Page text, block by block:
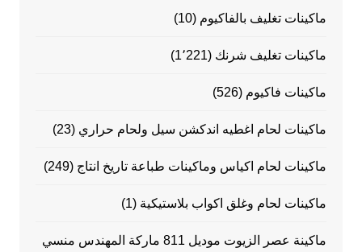
ماكينات تغليف بالفاكيوم (10)
ماكينات تغليف شرنك (1٬221)
ماكينات فاكيوم (526)
ماكينات لحام اغطيه اندكشن سيل ولحام حراري (23)
ماكينات لحام اكياس وماكينات طباعة تاريخ انتاج (249)
ماكينات لحام وغلق اكواب بلاستيكية (1)
ماكينة عصر الزيوت موديل 811 ماركة المهندس منسي